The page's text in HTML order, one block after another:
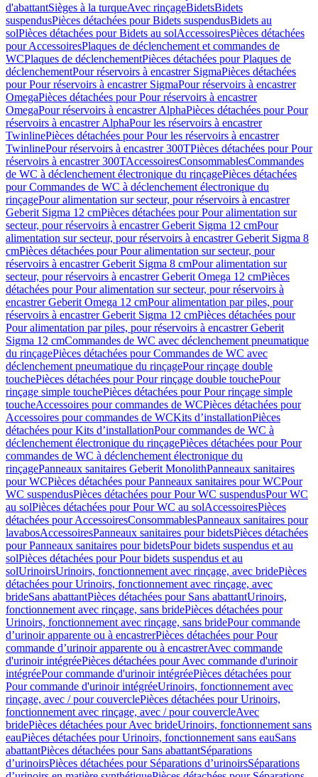
d'abattantSièges à la turqueAvec rinçageBidetsBidets
suspendusPièces détachées pour Bidets suspendusBidets au
solPièces détachées pour Bidets au solAccessoiresPièces détachées
pour AccessoiresPlaques de déclenchement et commandes de
WCPlaques de déclenchementPièces détachées pour Plaques de
déclenchementPour réservoirs à encastrer SigmaPièces détachées
pour Pour réservoirs à encastrer SigmaPour réservoirs à encastrer
OmegaPièces détachées pour Pour réservoirs à encastrer
OmegaPour réservoirs à encastrer AlphaPièces détachées pour Pour
réservoirs à encastrer AlphaPour les réservoirs à encastrer
TwinlinePièces détachées pour Pour les réservoirs à encastrer
TwinlinePour réservoirs à encastrer 300TPièces détachées pour Pour
réservoirs à encastrer 300TAccessoiresConsommablesCommandes
de WC à déclenchement électronique du rinçagePièces détachées
pour Commandes de WC à déclenchement électronique du
rinçagePour alimentation sur secteur, pour réservoirs à encastrer
Geberit Sigma 12 cmPièces détachées pour Pour alimentation sur
secteur, pour réservoirs à encastrer Geberit Sigma 12 cmPour
alimentation sur secteur, pour réservoirs à encastrer Geberit Sigma 8
cmPièces détachées pour Pour alimentation sur secteur, pour
réservoirs à encastrer Geberit Sigma 8 cmPour alimentation sur
secteur, pour réservoirs à encastrer Geberit Omega 12 cmPièces
détachées pour Pour alimentation sur secteur, pour réservoirs à
encastrer Geberit Omega 12 cmPour alimentation par piles, pour
réservoirs à encastrer Geberit Sigma 12 cmPièces détachées pour
Pour alimentation par piles, pour réservoirs à encastrer Geberit
Sigma 12 cmCommandes de WC avec déclenchement pneumatique
du rinçagePièces détachées pour Commandes de WC avec
déclenchement pneumatique du rinçagePour rinçage double
touchePièces détachées pour Pour rinçage double touchePour
rinçage simple touchePièces détachées pour Pour rinçage simple
toucheAccessoires pour commandes de WCPièces détachées pour
Accessoires pour commandes de WCKits d’installationPièces
détachées pour Kits d’installationPour commandes de WC à
déclenchement électronique du rinçagePièces détachées pour Pour
commandes de WC à déclenchement électronique du
rinçagePanneaux sanitaires Geberit MonolithPanneaux sanitaires
pour WCPièces détachées pour Panneaux sanitaires pour WCPour
WC suspendusPièces détachées pour Pour WC suspendusPour WC
au solPièces détachées pour Pour WC au solAccessoiresPièces
détachées pour AccessoiresConsommablesPanneaux sanitaires pour
lavabosAccessoiresPanneaux sanitaires pour bidetsPièces détachées
pour Panneaux sanitaires pour bidetsPour bidets suspendus et au
solPièces détachées pour Pour bidets suspendus et au
solUrinoirsUrinoirs, fonctionnement avec rinçage, avec bridePièces
détachées pour Urinoirs, fonctionnement avec rinçage, avec
brideSans abattantPièces détachées pour Sans abattantUrinoirs,
fonctionnement avec rinçage, sans bridePièces détachées pour
Urinoirs, fonctionnement avec rinçage, sans bridePour commande
d’urinoir apparente ou à encastrerPièces détachées pour Pour
commande d’urinoir apparente ou à encastrerAvec commande
d'urinoir intégréePièces détachées pour Avec commande d'urinoir
intégréePour commande d'urinoir intégréePièces détachées pour
Pour commande d'urinoir intégréeUrinoirs, fonctionnement avec
rinçage, avec / pour couverclePièces détachées pour Urinoirs,
fonctionnement avec rinçage, avec / pour couvercleAvec
bridePièces détachées pour Avec brideUrinoirs, fonctionnement sans
eauPièces détachées pour Urinoirs, fonctionnement sans eauSans
abattantPièces détachées pour Sans abattantSéparations
d’urinoirsPièces détachées pour Séparations d’urinoirsSéparations